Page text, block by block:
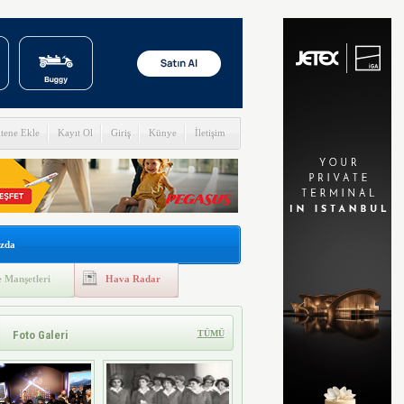
Ekle Kayıt Ol Giriş Künye İletişim
Manşetleri Hava Radar
Foto Galeri TÜMÜ